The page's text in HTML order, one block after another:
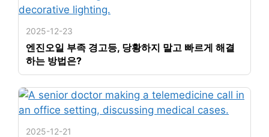
2025-12-23
엔진오일 부족 경고등, 당황하지 말고 빠르게 해결
하는 방법은?
2025-12-21